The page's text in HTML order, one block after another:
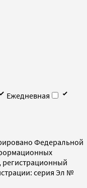
Ежедневная
Федеральной
регистрационный
серия Эл №